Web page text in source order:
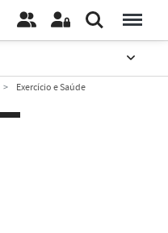
Exercício e Saúde